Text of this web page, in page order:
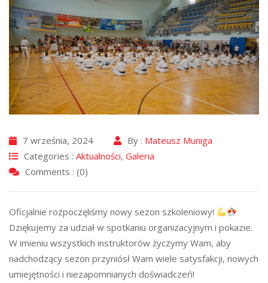
7 września, 2024 By : Mateusz Muniga
Categories : Aktualności, Galeria
Comments : (0)
Oficjalnie rozpoczęliśmy nowy sezon szkoleniowy!
Dziękujemy za udział w spotkaniu organizacyjnym i pokazie.
W imieniu wszystkich instruktorów życzymy Wam, aby
nadchodzący sezon przyniósł Wam wiele satysfakcji, nowych
umiejętności i niezapomnianych doświadczeń!